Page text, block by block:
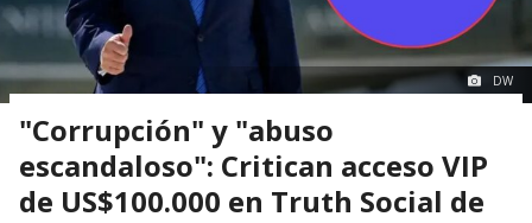
DW
"Corrupción" y "abuso
escandaloso": Critican acceso VIP
de US$100.000 en Truth Social de